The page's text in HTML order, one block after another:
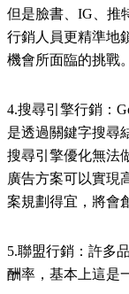
但是臉書、IG、推
行銷人員更精準地
機會所面臨的挑戰。
4.搜尋引擎行銷：
是透過關鍵字搜尋
搜尋引擎優化無法
廣告方案可以實現
案規劃得宜，將會
5.聯盟行銷：許多
酬率，基本上這是